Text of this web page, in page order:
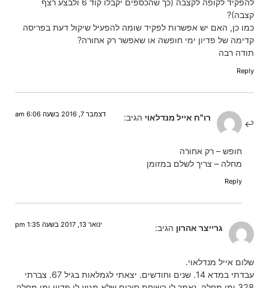
להפקיד לקופה לקצבה (כך שהכספים יקבלו קוד 6 ולבצע רצף
קצבה)?
כמו כן, האם יש אפשרות לפקיד שומה להפעיל שיקול דעת בפריסה
קדימה של פדיון ימי חופשה או שאפשר רק אחורה?
תודה רבה
Reply
רו"ח אייל מנדלאוי הגיב: דצמבר 7, 2016 בשעה 6:06 am
חופש – רק אחורה
מחלה – צריך לשלם במזומן
Reply
גרייצר אהרון הגיב: ינואר 13, 2017 בשעה 1:35 pm
שלום אייל מנדלאוי.
עבדתי במדא 14. שנים וחודשים. יצאתי לגמלאות בגיל 67. צברתי